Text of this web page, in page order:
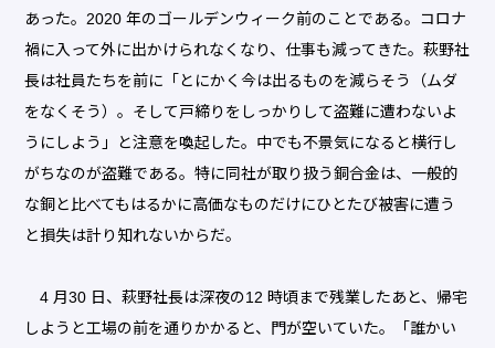
あった。2020 年のゴールデンウィーク前のことである。コロナ
禍に入って外に出かけられなくなり、仕事も減ってきた。萩野社
長は社員たちを前に「とにかく今は出るものを減らそう（ムダ
をなくそう）。そして戸締りをしっかりして盗難に遭わないよ
うにしよう」と注意を喚起した。中でも不景気になると横行し
がちなのが盗難である。特に同社が取り扱う銅合金は、一般的
な銅と比べてもはるかに高価なものだけにひとたび被害に遭う
と損失は計り知れないからだ。
4 月30 日、萩野社長は深夜の12 時頃まで残業したあと、帰宅
しようと工場の前を通りかかると、門が空いていた。「誰かい